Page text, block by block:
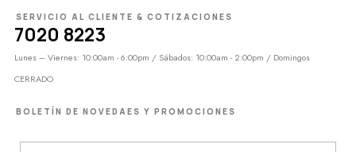
SERVICIO AL CLIENTE & COTIZACIONES
7020 8223
Lunes – Viernes: 10:00am - 6:00pm / Sábados: 10:00am - 2:00pm / Domingos
CERRADO
BOLETÍN DE NOVEDAES Y PROMOCIONES